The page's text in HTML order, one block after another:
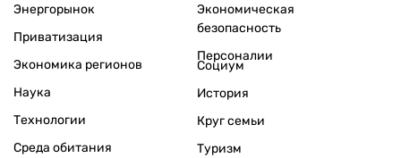
Энергорынок
Приватизация
Экономика регионов
Экономическая
безопасность
Персоналии
Наука
Технологии
Среда обитания
Социум
История
Круг семьи
Туризм